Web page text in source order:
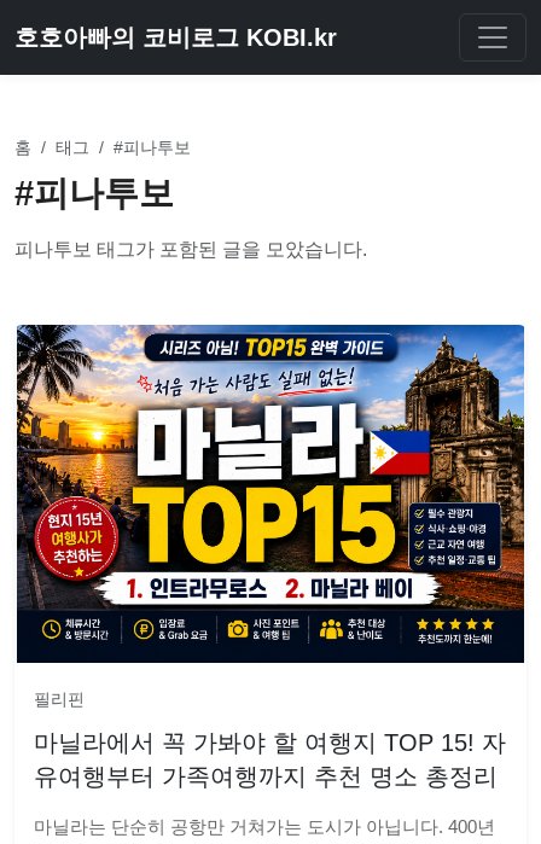
호호아빠의 코비로그 KOBI.kr
홈 / 태그 / #피나투보
#피나투보
피나투보 태그가 포함된 글을 모았습니다.
필리핀
마닐라에서 꼭 가봐야 할 여행지 TOP 15! 자
유여행부터 가족여행까지 추천 명소 총정리
마닐라는 단순히 공항만 거쳐가는 도시가 아닙니다. 400년